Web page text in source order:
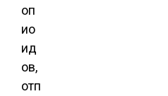
оп
ио
ид
ов,
отп